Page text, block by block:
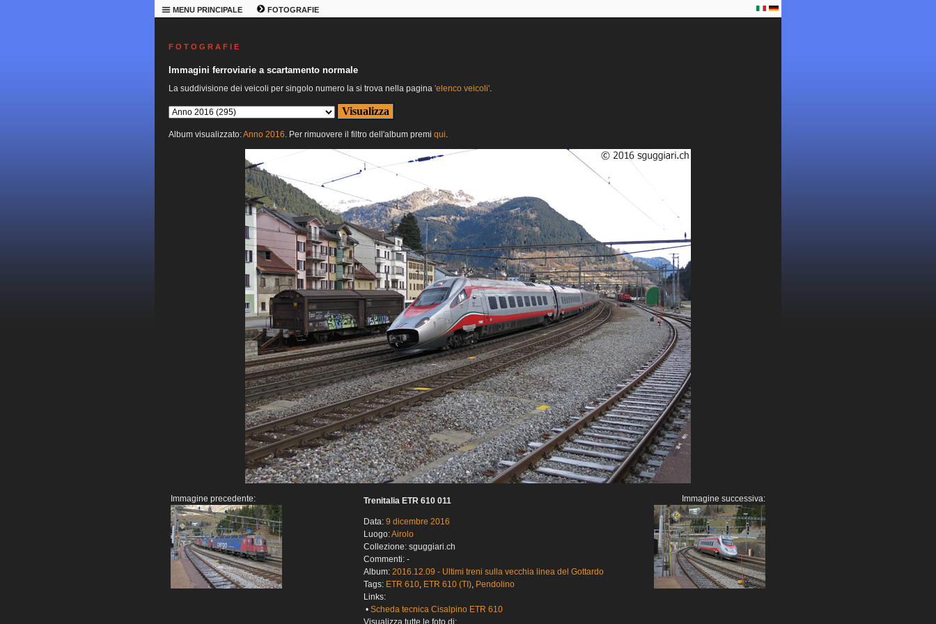
MENU PRINCIPALE FOTOGRAFIE
F O T O G R A F I E
Immagini ferroviarie a scartamento normale
La suddivisione dei veicoli per singolo numero la si trova nella pagina 'elenco veicoli'.
Album visualizzato:Anno 2016. Per rimuovere il filtro dell'album premi qui.
Immagine precedente: Trenitalia ETR 610 011
Data: 9 dicembre 2016
Luogo:Airolo
Collezione: sguggiari.ch
Commenti: -
Album: 2016.12.09 - Ultimi treni sulla vecchia linea del Gottardo
Tags: ETR 610, ETR 610 (TI), Pendolino
Links:
• Scheda tecnica Cisalpino ETR 610
Immagine successiva: